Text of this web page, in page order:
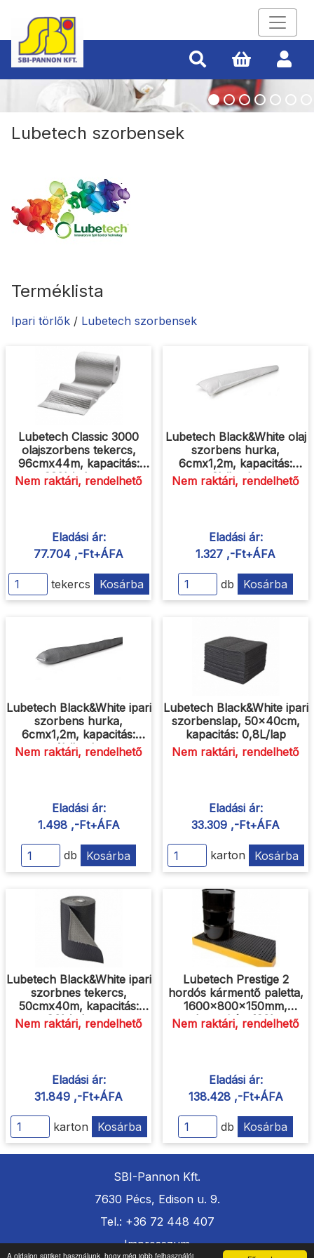
A oldalon sütiket használunk, hogy még jobb felhasználói
Lubetech szorbensek
Terméklista
Ipari törlők / Lubetech szorbensek
Lubetech Classic 3000
olajszorbens tekercs,
96cmx44m, kapacitás:
230L/tekercs
Nem raktári, rendelhető
Eladási ár:
77.704 ,-Ft+ÁFA
tekercs Kosárba
Lubetech Black&White olaj
szorbens hurka,
6cmx1,2m, kapacitás:
3L/hurka
Nem raktári, rendelhető
Eladási ár:
1.327 ,-Ft+ÁFA
db Kosárba
Lubetech Black&White ipari
szorbens hurka,
6cmx1,2m, kapacitás:
4L/hurka
Nem raktári, rendelhető
Eladási ár:
1.498 ,-Ft+ÁFA
db Kosárba
Lubetech Black&White ipari
szorbenslap, 50x40cm,
kapacitás: 0,8L/lap
Nem raktári, rendelhető
Eladási ár:
33.309 ,-Ft+ÁFA
karton Kosárba
Lubetech Black&White ipari
szorbnes tekercs,
50cmx40m, kapacitás:
80L/tekercs
Nem raktári, rendelhető
Eladási ár:
31.849 ,-Ft+ÁFA
karton Kosárba
Lubetech Prestige 2
hordós kármentő paletta,
1600x800x150mm,
kapacitás: 120L
Nem raktári, rendelhető
Eladási ár:
138.428 ,-Ft+ÁFA
db Kosárba
SBI-Pannon Kft.
7630 Pécs, Edison u. 9.
Tel.: +36 72 448 407
Impresszum